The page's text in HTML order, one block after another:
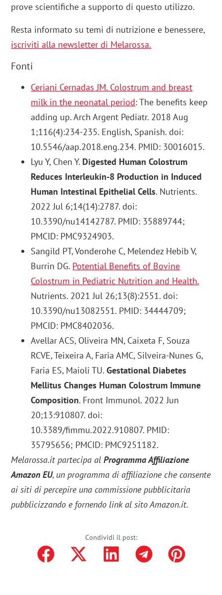
prove scientifiche a supporto di questo utilizzo.
Resta informato su temi di nutrizione e benessere,
iscriviti alla newsletter di Melarossa.
Fonti
Ceriani Cernadas JM. Colostrum and breast
milk in the neonatal period: The benefits keep
adding up. Arch Argent Pediatr. 2018 Aug
1;116(4):234-235. English, Spanish. doi:
10.5546/aap.2018.eng.234. PMID: 30016015.
Lyu Y, Chen Y. Digested Human Colostrum
Reduces Interleukin-8 Production in Induced
Human Intestinal Epithelial Cells. Nutrients.
2022 Jul 6;14(14):2787. doi:
10.3390/nu14142787. PMID: 35889744;
PMCID: PMC9324903.
Sangild PT, Vonderohe C, Melendez Hebib V,
Burrin DG. Potential Benefits of Bovine
Colostrum in Pediatric Nutrition and Health.
Nutrients. 2021 Jul 26;13(8):2551. doi:
10.3390/nu13082551. PMID: 34444709;
PMCID: PMC8402036.
Avellar ACS, Oliveira MN, Caixeta F, Souza
RCVE, Teixeira A, Faria AMC, Silveira-Nunes G,
Faria ES, Maioli TU.Gestational Diabetes
Mellitus Changes Human Colostrum Immune
Composition. Front Immunol. 2022 Jun
20;13:910807. doi:
10.3389/fimmu.2022.910807. PMID:
35795656; PMCID: PMC9251182.
Melarossa.it partecipa alProgramma Affiliazione
Amazon EU, un programma di affiliazione che consente
ai siti di percepire una commissione pubblicitaria
pubblicizzando e fornendo link al sito Amazon.it.
Condividi il post: